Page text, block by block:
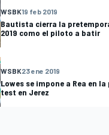
WSBK19 feb 2019
Bautista cierra la
2019 como el piloto a batir
WSBK23 ene 2019
Lowes se impone a Rea en
test en Jerez